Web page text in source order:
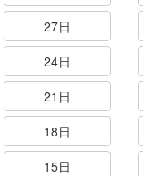
27日
24日
21日
18日
15日